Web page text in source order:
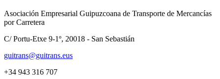
Asociación Empresarial Guipuzcoana de Transporte de Mercancías
por Carretera
C/ Portu-Etxe 9-1º, 20018 - San Sebastián
guitrans@guitrans.eus
+34 943 316 707